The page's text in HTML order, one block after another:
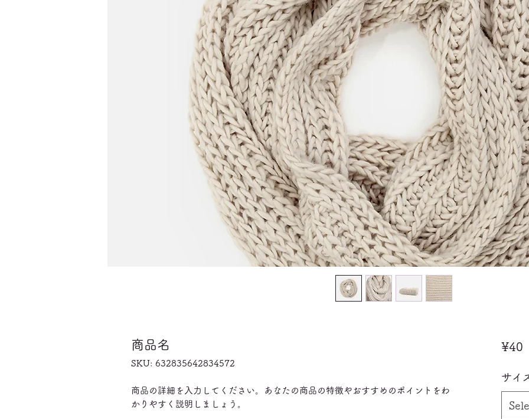
商品名
SKU: 632835642834572
商品の詳細を入力してください。あなたの商品の特徴やおすすめのポイントをわ
かりやすく説明しましょう。
¥40
サイ